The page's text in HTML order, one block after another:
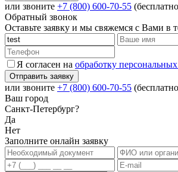
или звоните +7 (800) 600-70-55
Обратный звонок
Оставьте заявку и мы свяжемся с Вами в
Я согласен на обработку
или звоните +7 (800) 600-70-55
Ваш город
Санкт-Петербург?
Да
Нет
Заполните онлайн заявку